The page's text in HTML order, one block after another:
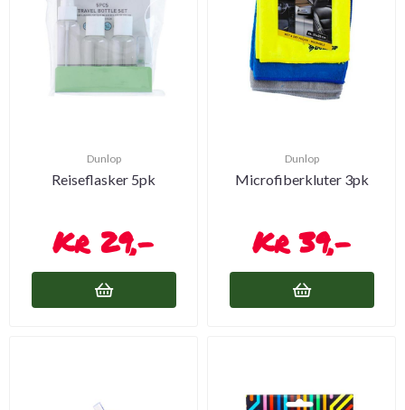
Dunlop
Reiseflasker 5pk
29,-
Dunlop
Microfiberkluter 3pk
39,-